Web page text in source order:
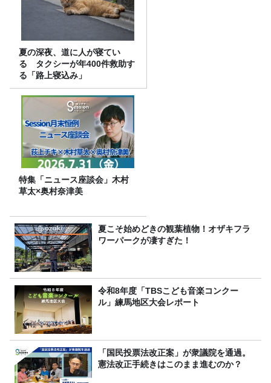
夏の深夜、道に人が寝てい
る タクシーが年400件救助す
る「路上寝込み」
特集「ニュース座談会」木村
草太×奥村奈津美
夏こそ始めどきの観葉植物！オザキフラ
ワーパークが凄すぎた！
令和8年度「TBSこども音楽コンクー
ル」練馬地区大会レポート
「国民投票法改正案」が衆議院を通過。
憲法改正手続きはこのまま進むのか？